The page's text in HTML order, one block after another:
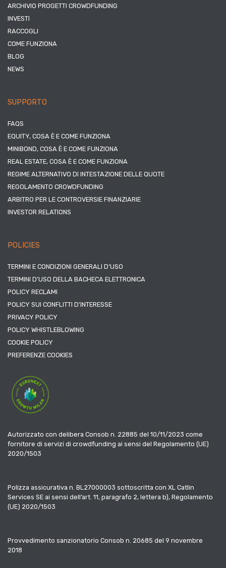
ARCHIVIO PROGETTI CROWDFUNDING
INVESTI
RACCOGLI
COME FUNZIONA
BLOG
NEWS
SUPPORTO
FAQS
EQUITY, COSA È E COME FUNZIONA
MINIBOND, COSA È E COME FUNZIONA
REAL ESTATE, COSA È E COME FUNZIONA
REGIME ALTERNATIVO DI INTESTAZIONE DELLE QUOTE
REGOLAMENTO CROWDFUNDING
ARBITRO PER LE CONTROVERSIE FINANZIARIE
INVESTOR RELATIONS
POLICIES
TERMINI E CONDIZIONI GENERALI D’USO
TERMINI D’USO DELLA BACHECA ELETTRONICA
POLICY RECLAMI
POLICY SUI CONFLITTI D’INTERESSE
PRIVACY POLICY
POLICY WHISTLEBLOWING
COOKIE POLICY
PREFERENZE COOKIES
Autorizzato con delibera Consob n. 22885 del 10/11/2023 come
fornitore di servizi di crowdfunding ai sensi del Regolamento (UE)
2020/1503
Polizza assicurativa n. BL27000003 sottoscritta con XL Catlin
Services SE ai sensi dell’art. 11, paragrafo 2, lettera b), Regolamento
(UE) 2020/1503
Provvedimento sanzionatorio Consob n. 20685 del 9 novembre
2018